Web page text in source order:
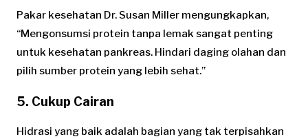
Pakar kesehatan Dr. Susan Miller mengungkapkan,
“Mengonsumsi protein tanpa lemak sangat penting
untuk kesehatan pankreas. Hindari daging olahan dan
pilih sumber protein yang lebih sehat.”
5. Cukup Cairan
Hidrasi yang baik adalah bagian yang tak terpisahkan